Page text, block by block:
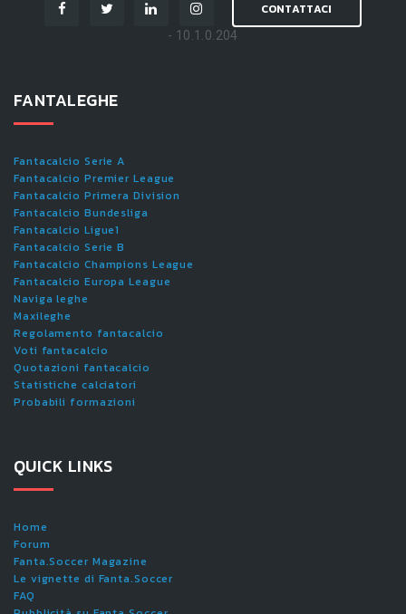
CONTATTACI
- 10.1.0.204
FANTALEGHE
Fantacalcio Serie A
Fantacalcio Premier League
Fantacalcio Primera Division
Fantacalcio Bundesliga
Fantacalcio Ligue1
Fantacalcio Serie B
Fantacalcio Champions League
Fantacalcio Europa League
Naviga leghe
Maxileghe
Regolamento fantacalcio
Voti fantacalcio
Quotazioni fantacalcio
Statistiche calciatori
Probabili formazioni
QUICK LINKS
Home
Forum
Fanta.Soccer Magazine
Le vignette di Fanta.Soccer
FAQ